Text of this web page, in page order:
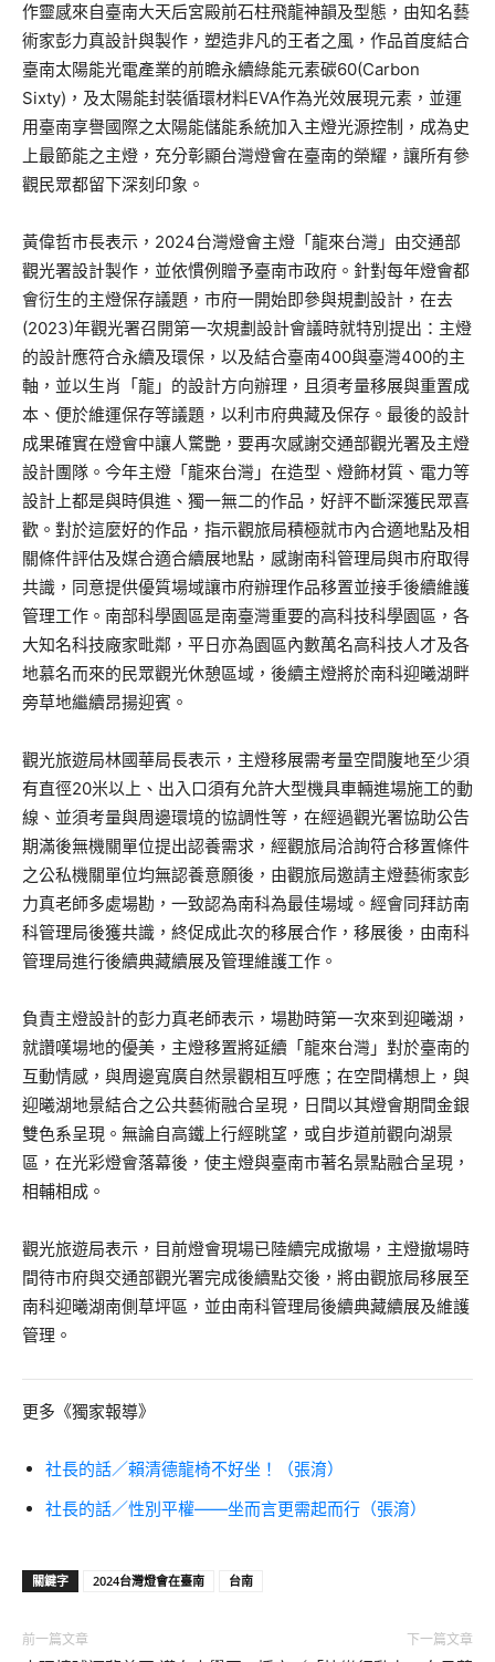
作靈感來自臺南大天后宮殿前石柱飛龍神韻及型態，由知名藝
術家彭力真設計與製作，塑造非凡的王者之風，作品首度結合
臺南太陽能光電產業的前瞻永續綠能元素碳60(Carbon
Sixty)，及太陽能封裝循環材料EVA作為光效展現元素，並運
用臺南享譽國際之太陽能儲能系統加入主燈光源控制，成為史
上最節能之主燈，充分彰顯台灣燈會在臺南的榮耀，讓所有參
觀民眾都留下深刻印象。
黃偉哲市長表示，2024台灣燈會主燈「龍來台灣」由交通部
觀光署設計製作，並依慣例贈予臺南市政府。針對每年燈會都
會衍生的主燈保存議題，市府一開始即參與規劃設計，在去
(2023)年觀光署召開第一次規劃設計會議時就特別提出：主燈
的設計應符合永續及環保，以及結合臺南400與臺灣400的主
軸，並以生肖「龍」的設計方向辦理，且須考量移展與重置成
本、便於維運保存等議題，以利市府典藏及保存。最後的設計
成果確實在燈會中讓人驚艷，要再次感謝交通部觀光署及主燈
設計團隊。今年主燈「龍來台灣」在造型、燈飾材質、電力等
設計上都是與時俱進、獨一無二的作品，好評不斷深獲民眾喜
歡。對於這麼好的作品，指示觀旅局積極就市內合適地點及相
關條件評估及媒合適合續展地點，感謝南科管理局與市府取得
共識，同意提供優質場域讓市府辦理作品移置並接手後續維護
管理工作。南部科學園區是南臺灣重要的高科技科學園區，各
大知名科技廠家毗鄰，平日亦為園區內數萬名高科技人才及各
地慕名而來的民眾觀光休憩區域，後續主燈將於南科迎曦湖畔
旁草地繼續昂揚迎賓。
觀光旅遊局林國華局長表示，主燈移展需考量空間腹地至少須
有直徑20米以上、出入口須有允許大型機具車輛進場施工的動
線、並須考量與周邊環境的協調性等，在經過觀光署協助公告
期滿後無機關單位提出認養需求，經觀旅局洽詢符合移置條件
之公私機關單位均無認養意願後，由觀旅局邀請主燈藝術家彭
力真老師多處場勘，一致認為南科為最佳場域。經會同拜訪南
科管理局後獲共識，終促成此次的移展合作，移展後，由南科
管理局進行後續典藏續展及管理維護工作。
負責主燈設計的彭力真老師表示，場勘時第一次來到迎曦湖，
就讚嘆場地的優美，主燈移置將延續「龍來台灣」對於臺南的
互動情感，與周邊寬廣自然景觀相互呼應；在空間構想上，與
迎曦湖地景結合之公共藝術融合呈現，日間以其燈會期間金銀
雙色系呈現。無論自高鐵上行經眺望，或自步道前觀向湖景
區，在光彩燈會落幕後，使主燈與臺南市著名景點融合呈現，
相輔相成。
觀光旅遊局表示，目前燈會現場已陸續完成撤場，主燈撤場時
間待市府與交通部觀光署完成後續點交後，將由觀旅局移展至
南科迎曦湖南側草坪區，並由南科管理局後續典藏續展及維護
管理。
更多《獨家報導》
社長的話／賴清德龍椅不好坐！（張淯）
社長的話／性別平權——坐而言更需起而行（張淯）
關鍵字 2024台灣燈會在臺南 台南
前一篇文章 下一篇文章